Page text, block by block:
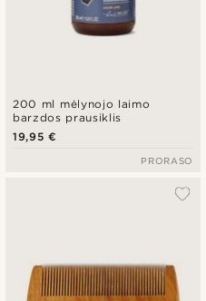
200 ml mėlynojo laimo
barzdos prausiklis
19,95 €
PRORASO